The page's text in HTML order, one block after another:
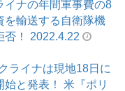
イナの年間軍事費の8
を輸送する自衛隊機
否！ 2022.4.22
ライナは現地18日に
と発表！ 米『ポリ